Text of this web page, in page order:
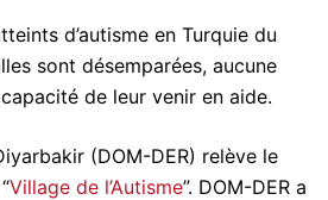
d’autisme en Turquie du
sont désemparées, aucune
de leur venir en aide.
(DOM-DER) relève le
Village de l’Autisme”. DOM-DER a